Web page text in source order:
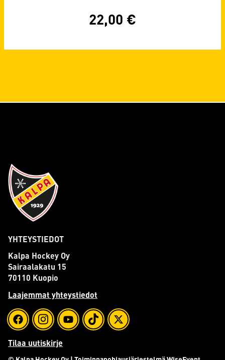
22,00 €
YHTEYSTIEDOT
Kalpa Hockey Oy
Sairaalakatu 15
70110 Kuopio
Laajemmat yhteystiedot
Tilaa uutiskirje